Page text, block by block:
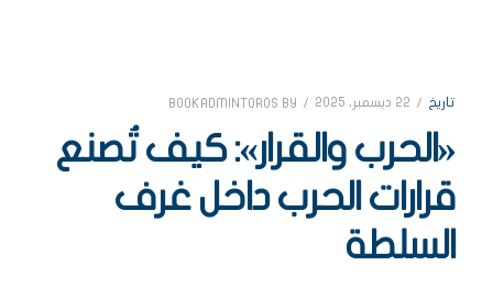
تاريخ 22 ديسمبر، 2025 BY
BOOKADMINTOROS
«الحرب والقرار»: كيف تُصنع
قرارات الحرب داخل غرف
السلطة